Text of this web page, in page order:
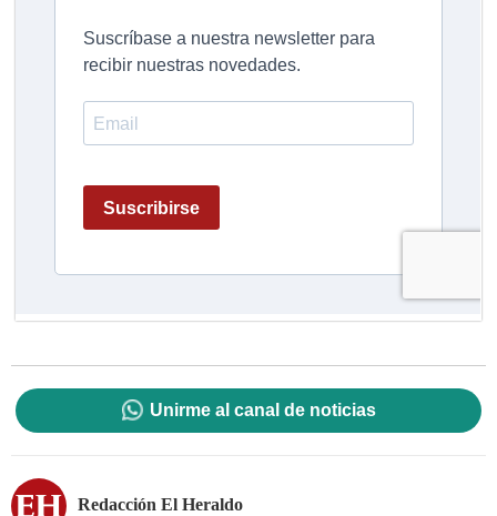
Unirme al canal de noticias
Redacción El Heraldo